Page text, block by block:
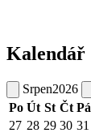
Kalendář
Srpen2026
Po Út St Čt Pá
27 28 29 30 31